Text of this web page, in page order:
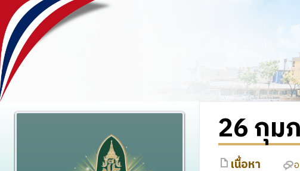
26 กุม
เนื้อหา